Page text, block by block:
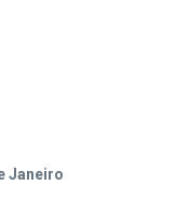
Janeiro